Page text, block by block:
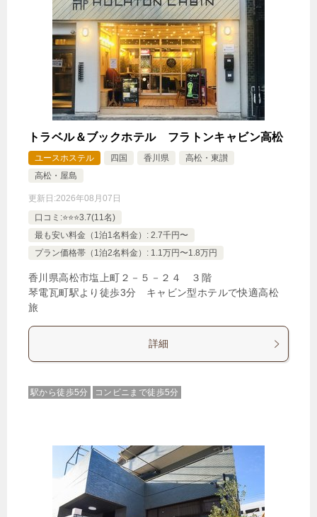
トラベル＆ブックホテル フラトンキャビン高松
ユースホステル 四国 香川県
高松・東讃
高松・屋島
更新日:2026年08月07日
口コミ:⭐️⭐️⭐️3.7(11名)
最も安い料金（1泊1名料金）: 2.7千円〜
プラン価格帯（1泊2名料金）: 1.1万円〜1.8万円
香川県高松市塩上町２－５－２４ ３階
琴電瓦町駅より徒歩3分 キャビン型ホテルで快適高松
旅
詳細
駅から徒歩5分 コンビニまで徒歩5分